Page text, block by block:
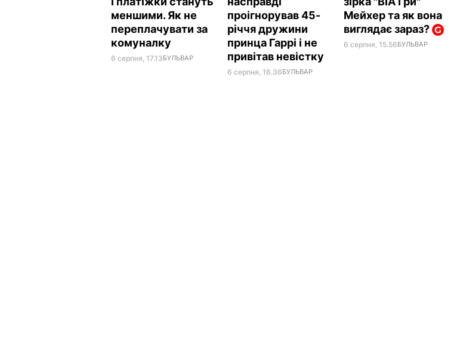
меншими. Як не
переплачувати за
комуналку
6 серпня, 17.13БУЛЬВАР
проігнорував 45-
річчя дружини
принца Гаррі і не
привітав невістку
6 серпня, 16.36БУЛЬВАР
Мейхер та як вона
виглядає зараз?
6 серпня, 15.56БУЛЬВАР